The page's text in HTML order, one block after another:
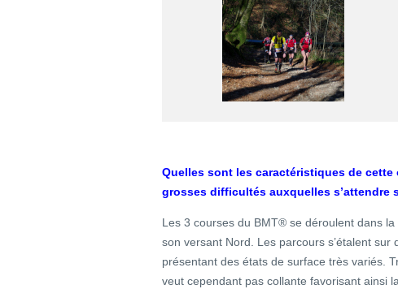
Quelles sont les caractéristiques de
grosses difficultés auxquelles s’attendre
Les 3 courses du BMT® se déroulent dans
son versant Nord. Les parcours s’étalent
présentant des états de surface très variés.
veut cependant pas collante favorisant ainsi